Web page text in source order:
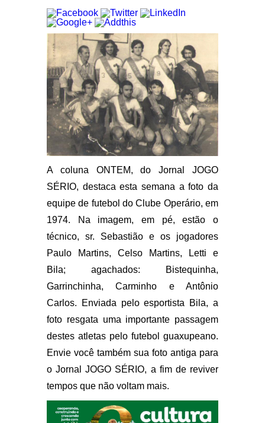
A coluna ONTEM, do Jornal JOGO
SÉRIO, destaca esta semana a foto da
equipe de futebol do Clube Operário, em
1974. Na imagem, em pé, estão o
técnico, sr. Sebastião e os jogadores
Paulo Martins, Celso Martins, Letti e
Bila; agachados: Bistequinha,
Garrinchinha, Carminho e Antônio
Carlos. Enviada pelo esportista Bila, a
foto resgata uma importante passagem
destes atletas pelo futebol guaxupeano.
Envie você também sua foto antiga para
o Jornal JOGO SÉRIO, a fim de reviver
tempos que não voltam mais.